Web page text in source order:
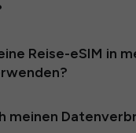
Reise-eSIM in
meinen